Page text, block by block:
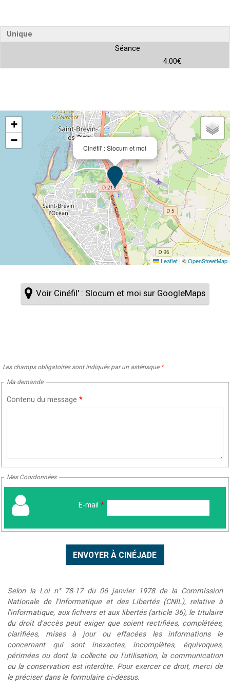
Unique
Séance
4.00€
Cinéfil' : Slocum et moi
+
−
Leaflet | ©OpenStreetMap
Voir Cinéfil' : Slocum et moi sur GoogleMaps
Les champs obligatoires sont indiqués par un astérisque *
Ma demande
Contenu du message *
Mes Coordonnées
E-mail *
Selon la Loi n° 78-17 du 06 janvier 1978 de la Commission
Nationale de l'Informatique et des Libertés (CNIL), relative à
l'informatique, aux fichiers et aux libertés (article 36), le titulaire
du droit d'accès peut exiger que soient rectifiées, complétées,
clarifiées, mises à jour ou effacées les informations le
concernant qui sont inexactes, incomplètes, équivoques,
périmées ou dont la collecte ou l'utilisation, la communication
ou la conservation est interdite. Pour exercer ce droit, merci de
le préciser dans le formulaire ci-dessus.